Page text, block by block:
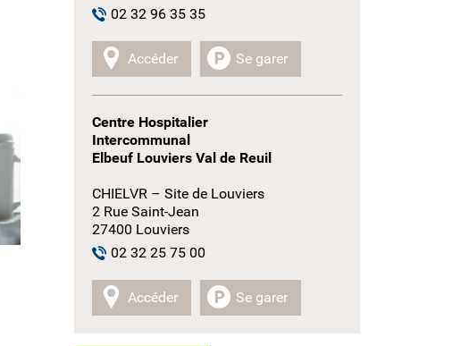
02 32 96 35 35
Accéder Se garer
Centre Hospitalier
Intercommunal
Elbeuf Louviers Val de Reuil
CHIELVR – Site de Louviers
2 Rue Saint-Jean
27400 Louviers
02 32 25 75 00
Accéder Se garer